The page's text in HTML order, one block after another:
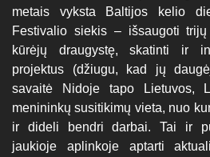
metais vyksta Baltijos kelio
Festivalio siekis – išsaugoti
kūrėjų draugystę, skatinti ir
projektus (džiugu, kad jų
savaitė Nidoje tapo Lietuvos,
menininkų susitikimų vieta, nuo
ir dideli bendri darbai. Tai ir
jaukioje aplinkoje aptarti